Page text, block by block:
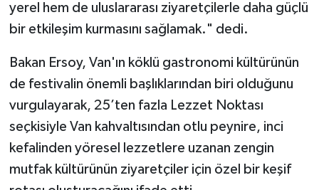
yerel hem de uluslararası ziyaretçilerle daha güçlü
bir etkileşim kurmasını sağlamak." dedi.
Bakan Ersoy, Van'ın köklü gastronomi kültürünün
de festivalin önemli başlıklarından biri olduğunu
vurgulayarak, 25’ten fazla Lezzet Noktası
seçkisiyle Van kahvaltısından otlu peynire, inci
kefalinden yöresel lezzetlere uzanan zengin
mutfak kültürünün ziyaretçiler için özel bir keşif